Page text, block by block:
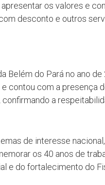
os valores e
desconto e outros
Belém do Pará no ano
contou com a presença
a
de interesse
os 40 anos de
e do fortalecimento do